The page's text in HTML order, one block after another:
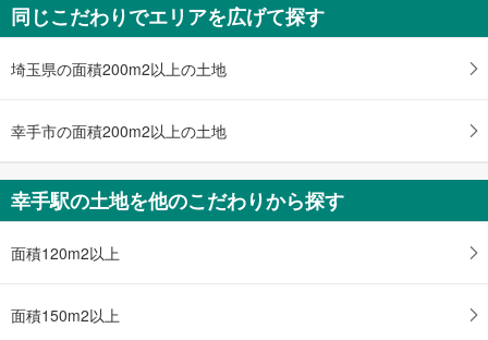
北葛飾郡杉戸町高野台南2丁目
1,980万円
4SLDK
土地面積 165.3m
同じこだわりでエリアを広げて探す
埼玉県の面積200m2以上の土地
幸手市の面積200m2以上の土地
幸手駅の土地を他のこだわりから探す
面積120m2以上
面積150m2以上